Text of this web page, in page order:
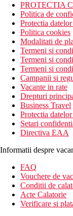
PROTECTIA
Politica de
Protectia
Politica cookies
Modalitati de
Termeni si
Termeni si
Termeni si
Campanii si
Vacante in rate
Drepturi
Business Travel
Protectia
Setari
Directiva EAA
Informatii despre
FAQ
Vouchere de
Conditii de
Acte Calatorie
Verificare si